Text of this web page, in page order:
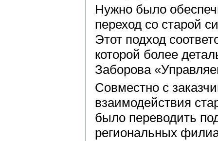
Нужно было
переход со старой
Этот подход
которой более
Заборова
Совместно с
взаимодействия
было переводить
региональных